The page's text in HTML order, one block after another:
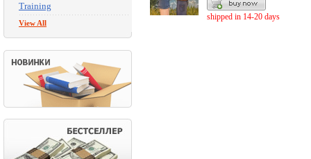
Training
View All
shipped in 14-20 days